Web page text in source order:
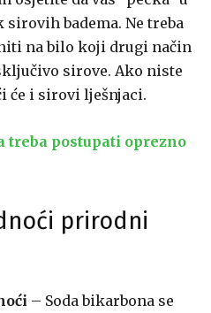
sirovih badema. Ne treba
na bilo koji drugi način
sirove. Ako niste
će i sirovi lješnjaci.
postupati oprezno
prirodni
– Soda bikarbona se